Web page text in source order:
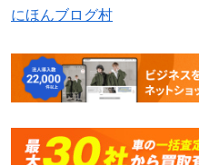
にほんブログ村